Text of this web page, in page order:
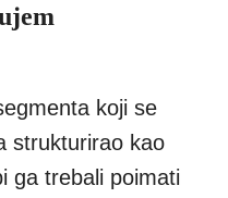
koji se
strukturirao kao
ga trebali poimati